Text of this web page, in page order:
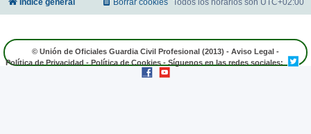
Índice general Todos los horarios son UTC+02:00
Borrar cookies
© Unión de Oficiales Guardia Civil Profesional (2013) - Aviso Legal -
Política de Privacidad - Política de Cookies - Síguenos en las redes sociales: